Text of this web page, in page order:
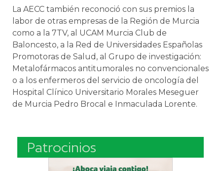
La AECC también reconoció con sus premios la
labor de otras empresas de la Región de Murcia
como a la 7TV, al UCAM Murcia Club de
Baloncesto, a la Red de Universidades Españolas
Promotoras de Salud, al Grupo de investigación:
Metalofármacos antitumorales no convencionales
o a los enfermeros del servicio de oncología del
Hospital Clínico Universitario Morales Meseguer
de Murcia Pedro Brocal e Inmaculada Lorente.
Patrocinios